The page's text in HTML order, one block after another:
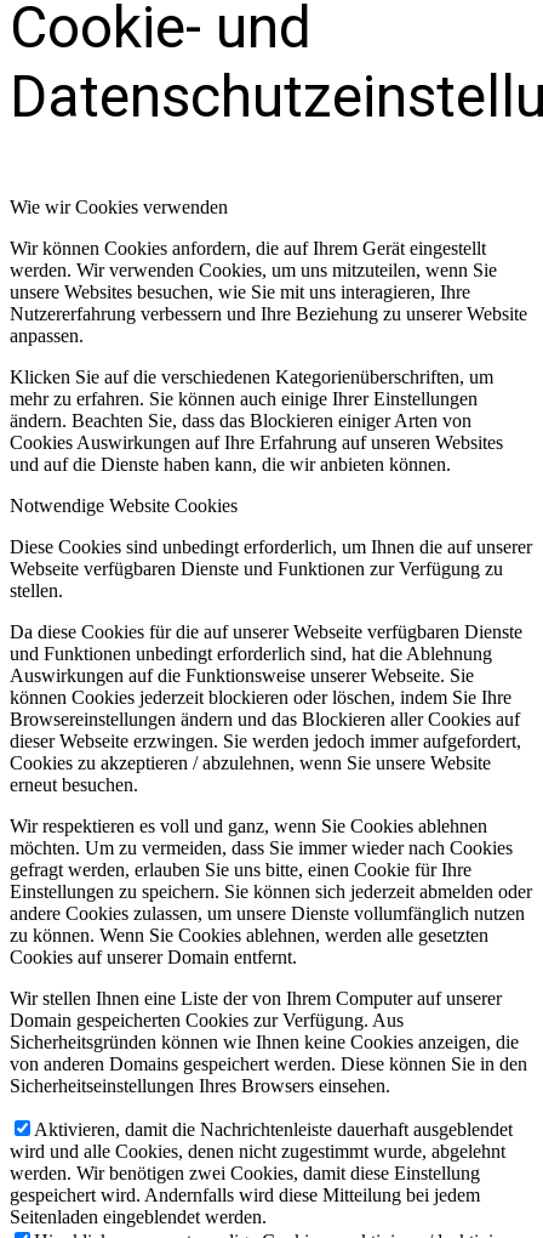
Cookie- und
Wie wir Cookies verwenden
Wir können Cookies anfordern, die auf Ihrem Gerät eingestellt
werden. Wir verwenden Cookies, um uns mitzuteilen, wenn Sie
unsere Websites besuchen, wie Sie mit uns interagieren, Ihre
Nutzererfahrung verbessern und Ihre Beziehung zu unserer Website
anpassen.
Klicken Sie auf die verschiedenen Kategorienüberschriften, um
mehr zu erfahren. Sie können auch einige Ihrer Einstellungen
ändern. Beachten Sie, dass das Blockieren einiger Arten von
Cookies Auswirkungen auf Ihre Erfahrung auf unseren Websites
und auf die Dienste haben kann, die wir anbieten können.
Notwendige Website Cookies
Diese Cookies sind unbedingt erforderlich, um Ihnen die auf unserer
Webseite verfügbaren Dienste und Funktionen zur Verfügung zu
stellen.
Da diese Cookies für die auf unserer Webseite verfügbaren Dienste
und Funktionen unbedingt erforderlich sind, hat die Ablehnung
Auswirkungen auf die Funktionsweise unserer Webseite. Sie
können Cookies jederzeit blockieren oder löschen, indem Sie Ihre
Browsereinstellungen ändern und das Blockieren aller Cookies auf
dieser Webseite erzwingen. Sie werden jedoch immer aufgefordert,
Cookies zu akzeptieren / abzulehnen, wenn Sie unsere Website
erneut besuchen.
Wir respektieren es voll und ganz, wenn Sie Cookies ablehnen
möchten. Um zu vermeiden, dass Sie immer wieder nach Cookies
gefragt werden, erlauben Sie uns bitte, einen Cookie für Ihre
Einstellungen zu speichern. Sie können sich jederzeit abmelden oder
andere Cookies zulassen, um unsere Dienste vollumfänglich nutzen
zu können. Wenn Sie Cookies ablehnen, werden alle gesetzten
Cookies auf unserer Domain entfernt.
Wir stellen Ihnen eine Liste der von Ihrem Computer auf unserer
Domain gespeicherten Cookies zur Verfügung. Aus
Sicherheitsgründen können wie Ihnen keine Cookies anzeigen, die
von anderen Domains gespeichert werden. Diese können Sie in den
Sicherheitseinstellungen Ihres Browsers einsehen.
Aktivieren, damit die Nachrichtenleiste dauerhaft ausgeblendet
wird und alle Cookies, denen nicht zugestimmt wurde, abgelehnt
werden. Wir benötigen zwei Cookies, damit diese Einstellung
gespeichert wird. Andernfalls wird diese Mitteilung bei jedem
Seitenladen eingeblendet werden.